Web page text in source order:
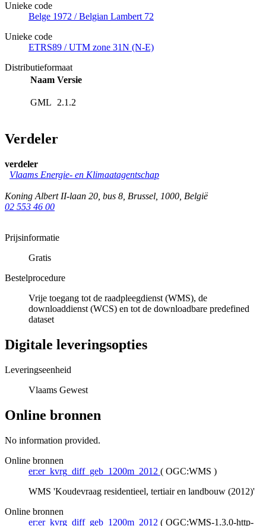
Unieke code
Belge 1972 / Belgian Lambert 72
Unieke code
ETRS89 / UTM zone 31N (N-E)
Distributieformaat
Naam Versie
GML 2.1.2
Verdeler
verdeler
Vlaams Energie- en Klimaatagentschap
Koning Albert II-laan 20, bus 8 Brussel 1000 België
02 553 46 00
Prijsinformatie
Gratis
Bestelprocedure
Vrije toegang tot de raadpleegdienst (WMS), de
downloaddienst (WCS) en tot de downloadbare predefined
dataset
Digitale leveringsopties
Leveringseenheid
Vlaams Gewest
Online bronnen
No information provided.
Online bronnen
er:er_kvrg_diff_geb_1200m_2012 ( OGC:WMS )
WMS 'Koudevraag residentieel, tertiair en landbouw (2012)'
Online bronnen
er:er_kvrg_diff_geb_1200m_2012 ( OGC:WMS-1.3.0-http-